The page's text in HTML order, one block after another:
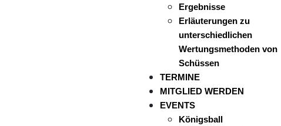
Ergebnisse
Erläuterungen zu
unterschiedlichen
Wertungsmethoden von
Schüssen
TERMINE
MITGLIED WERDEN
EVENTS
Königsball